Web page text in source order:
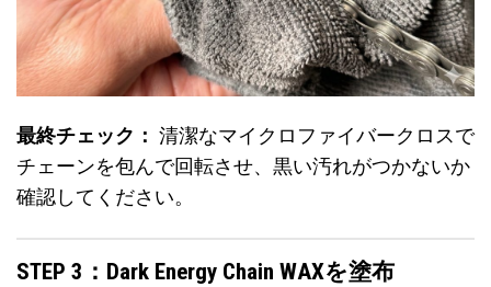
最終チェック： 清潔なマイクロファイバークロスで
チェーンを包んで回転させ、黒い汚れがつかないか
確認してください。
STEP 3：Dark Energy Chain WAXを塗布